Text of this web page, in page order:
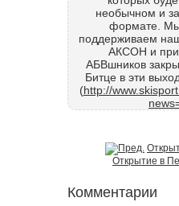
необычном и
формате.
поддерживаем
АКСОН и
АБВшников
Битце в эти
(http://
Открытие в
Комментарии